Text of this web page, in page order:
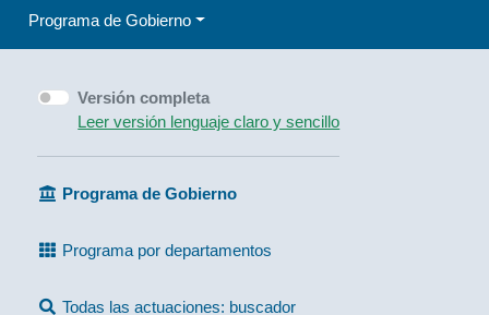
Programa de Gobierno
Versión completa
Leer versión lenguaje claro y sencillo
Programa de Gobierno
Programa por departamentos
Todas las actuaciones: buscador